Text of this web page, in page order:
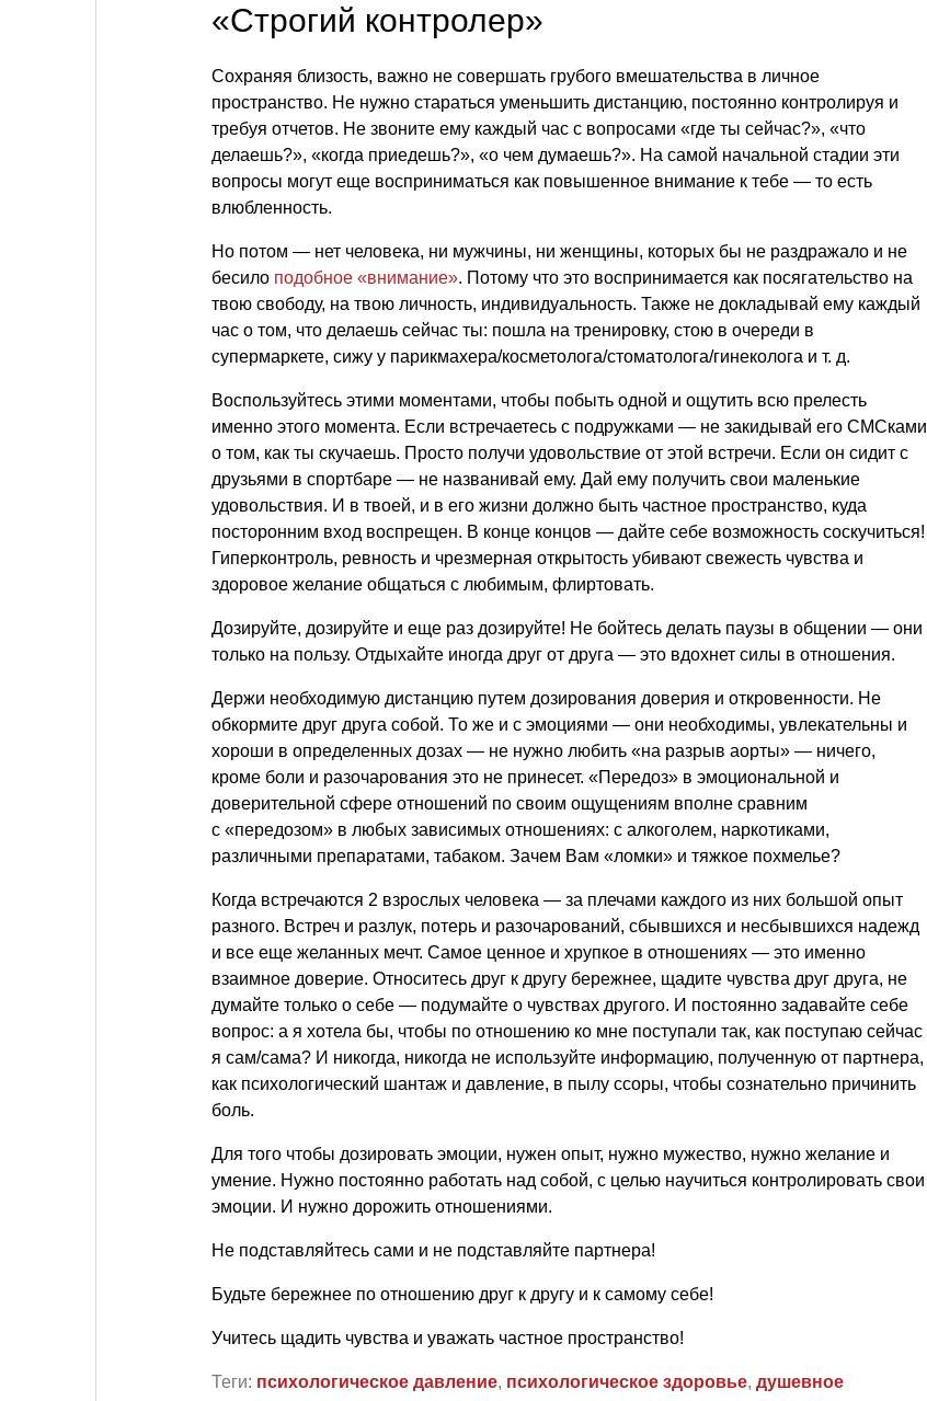
«Строгий контролер»
Сохраняя близость, важно не совершать грубого вмешательства в личное
пространство. Не нужно стараться уменьшить дистанцию, постоянно контролируя и
требуя отчетов. Не звоните ему каждый час с вопросами «где ты сейчас?», «что
делаешь?», «когда приедешь?», «о чем думаешь?». На самой начальной стадии эти
вопросы могут еще восприниматься как повышенное внимание к тебе — то есть
влюбленность.
Но потом — нет человека, ни мужчины, ни женщины, которых бы не раздражало и не
бесило подобное «внимание». Потому что это воспринимается как посягательство на
твою свободу, на твою личность, индивидуальность. Также не докладывай ему каждый
час о том, что делаешь сейчас ты: пошла на тренировку, стою в очереди в
супермаркете, сижу у парикмахера/косметолога/стоматолога/гинеколога и т. д.
Воспользуйтесь этими моментами, чтобы побыть одной и ощутить всю прелесть
именно этого момента. Если встречаетесь с подружками — не закидывай его СМСками
о том, как ты скучаешь. Просто получи удовольствие от этой встречи. Если он сидит с
друзьями в спортбаре — не названивай ему. Дай ему получить свои маленькие
удовольствия. И в твоей, и в его жизни должно быть частное пространство, куда
посторонним вход воспрещен. В конце концов — дайте себе возможность соскучиться!
Гиперконтроль, ревность и чрезмерная открытость убивают свежесть чувства и
здоровое желание общаться с любимым, флиртовать.
Дозируйте, дозируйте и еще раз дозируйте! Не бойтесь делать паузы в общении — они
только на пользу. Отдыхайте иногда друг от друга — это вдохнет силы в отношения.
Держи необходимую дистанцию путем дозирования доверия и откровенности. Не
обкормите друг друга собой. То же и с эмоциями — они необходимы, увлекательны и
хороши в определенных дозах — не нужно любить «на разрыв аорты» — ничего,
кроме боли и разочарования это не принесет. «Передоз» в эмоциональной и
доверительной сфере отношений по своим ощущениям вполне сравним
с «передозом» в любых зависимых отношениях: с алкоголем, наркотиками,
различными препаратами, табаком. Зачем Вам «ломки» и тяжкое похмелье?
Когда встречаются 2 взрослых человека — за плечами каждого из них большой опыт
разного. Встреч и разлук, потерь и разочарований, сбывшихся и несбывшихся надежд
и все еще желанных мечт. Самое ценное и хрупкое в отношениях — это именно
взаимное доверие. Относитесь друг к другу бережнее, щадите чувства друг друга, не
думайте только о себе — подумайте о чувствах другого. И постоянно задавайте себе
вопрос: а я хотела бы, чтобы по отношению ко мне поступали так, как поступаю сейчас
я сам/сама? И никогда, никогда не используйте информацию, полученную от партнера,
как психологический шантаж и давление, в пылу ссоры, чтобы сознательно причинить
боль.
Для того чтобы дозировать эмоции, нужен опыт, нужно мужество, нужно желание и
умение. Нужно постоянно работать над собой, с целью научиться контролировать свои
эмоции. И нужно дорожить отношениями.
Не подставляйтесь сами и не подставляйте партнера!
Будьте бережнее по отношению друг к другу и к самому себе!
Учитесь щадить чувства и уважать частное пространство!
Теги: психологическое давление, психологическое здоровье, душевное